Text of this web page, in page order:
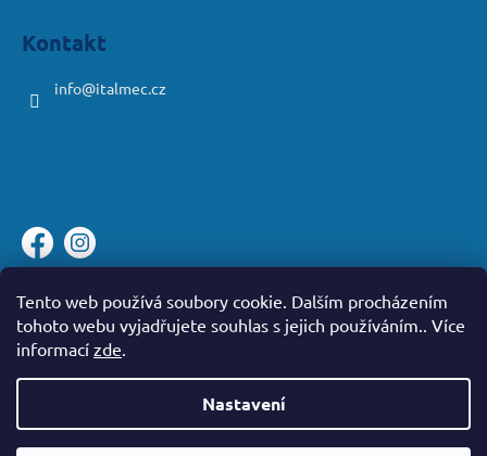
Tento web používá soubory cookie. Dalším procházením
tohoto webu vyjadřujete souhlas s jejich používáním.. Více
informací zde.
Nastavení
Kontakt
info@italmec.cz